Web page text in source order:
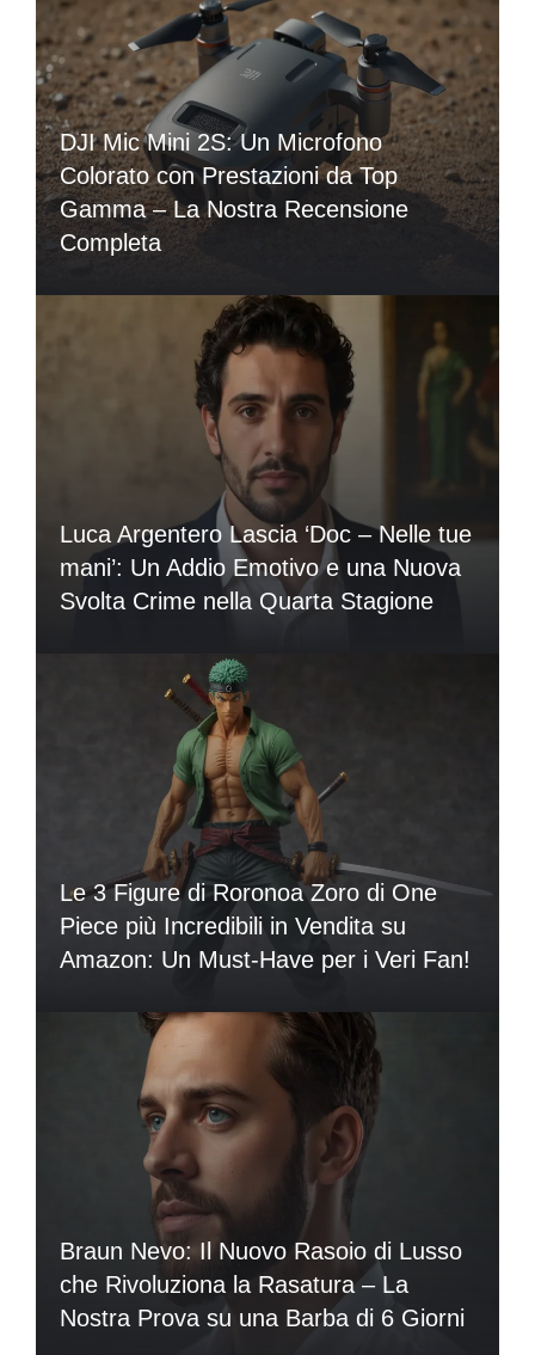
DJI Mic Mini 2S: Un Microfono
Colorato con Prestazioni da Top
Gamma – La Nostra Recensione
Completa
Luca Argentero Lascia ‘Doc – Nelle tue
mani’: Un Addio Emotivo e una Nuova
Svolta Crime nella Quarta Stagione
Le 3 Figure di Roronoa Zoro di One
Piece più Incredibili in Vendita su
Amazon: Un Must-Have per i Veri Fan!
Braun Nevo: Il Nuovo Rasoio di Lusso
che Rivoluziona la Rasatura – La
Nostra Prova su una Barba di 6 Giorni